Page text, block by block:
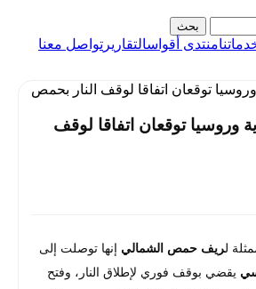
بحث
منتدى أقواسالتقارير تواصل معنا
وروسيا توقعان اتفاقا لوقف
لريف حمص الشمالي إنها توصلت إلى
يقضي بوقف فوري لإطلاق النار، وفتح